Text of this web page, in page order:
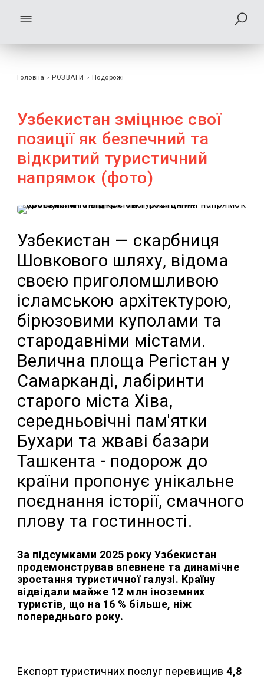
Головна › РОЗВАГИ › Подорожі
Узбекистан зміцнює свої
позиції як безпечний та
відкритий туристичний
напрямок (фото)
Узбекистан — скарбниця
Шовкового шляху, відома
своєю приголомшливою
ісламською архітектурою,
бірюзовими куполами та
стародавніми містами.
Велична площа Регістан у
Самарканді, лабіринти
старого міста Хіва,
середньовічні пам'ятки
Бухари та жваві базари
Ташкента - подорож до
країни пропонує унікальне
поєднання історії, смачного
плову та гостинності.
За підсумками 2025 року Узбекистан
продемонстрував впевнене та динамічне
зростання туристичної галузі. Країну
відвідали майже 12 млн іноземних
туристів, що на 16 % більше, ніж
попереднього року.
Експорт туристичних послуг перевищив4,8